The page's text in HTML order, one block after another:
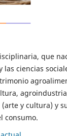
que
las ciencias
y cultura) y
consumo.